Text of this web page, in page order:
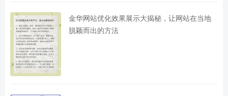
金华网站优化效果展示大揭秘，让网站在当地
脱颖而出的方法